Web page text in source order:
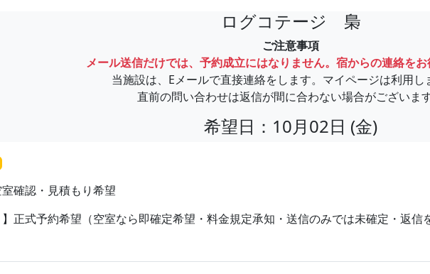
ログコテージ 梟
ご注意事項
メール送信だけでは、予約成立にはなりません。宿からの連絡をお
当施設は、Eメールで直接連絡をします。マイページは利用し
直前の問い合わせは返信が間に合わない場合がございます
希望日：10月02日 (金)
室確認・見積もり希望
】正式予約希望（空室なら即確定希望・料金規定承知・送信のみでは未確定・返信